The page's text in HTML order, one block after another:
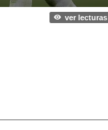
ver lecturas